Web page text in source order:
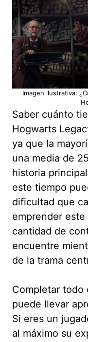
Imagen ilustrativa:
Saber cuánto
Hogwarts
ya que la
una media de
historia
este tiempo
dificultad que
emprender
cantidad de
encuentre
de la trama
Completar todo
puede llevar
Si eres un
al máximo su